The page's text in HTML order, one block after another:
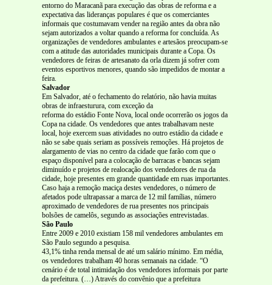
entorno do Maracanã para execução das obras de reforma e a
expectativa das lideranças populares é que os comerciantes
informais que costumavam vender na região antes da obra não
sejam autorizados a voltar quando a reforma for concluída. As
organizações de vendedores ambulantes e artesãos preocupam-se
com a atitude das autoridades municipais durante a Copa. Os
vendedores de feiras de artesanato da orla dizem já sofrer com
eventos esportivos menores, quando são impedidos de montar a
feira.
Salvador
Em Salvador, até o fechamento do relatório, não havia muitas
obras de infraesturura, com exceção da
reforma do estádio Fonte Nova, local onde ocorrerão os jogos da
Copa na cidade. Os vendedores que antes trabalhavam neste
local, hoje exercem suas atividades no outro estádio da cidade e
não se sabe quais seriam as possíveis remoções. Há projetos de
alargamento de vias no centro da cidade que farão com que o
espaço disponível para a colocação de barracas e bancas sejam
diminuído e projetos de realocação dos vendedores de rua da
cidade, hoje presentes em grande quantidade em ruas importantes.
Caso haja a remoção maciça destes vendedores, o número de
afetados pode ultrapassar a marca de 12 mil famílias, número
aproximado de vendedores de rua presentes nos principais
bolsões de camelôs, segundo as associações entrevistadas.
São Paulo
Entre 2009 e 2010 existiam 158 mil vendedores ambulantes em
São Paulo segundo a pesquisa.
43,1% tinha renda mensal de até um salário mínimo. Em média,
os vendedores trabalham 40 horas semanais na cidade. “O
cenário é de total intimidação dos vendedores informais por parte
da prefeitura. (…) Através do convênio que a prefeitura